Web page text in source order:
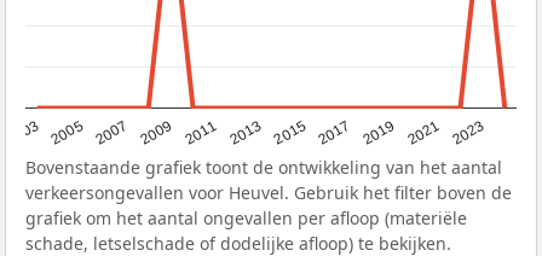
2003 2005 2007 2009 2011 2013 2015 2017 2019 2021 2023
Bovenstaande grafiek toont de ontwikkeling van het aantal
verkeersongevallen voor Heuvel. Gebruik het filter boven de
grafiek om het aantal ongevallen per afloop (materiële
schade, letselschade of dodelijke afloop) te bekijken.